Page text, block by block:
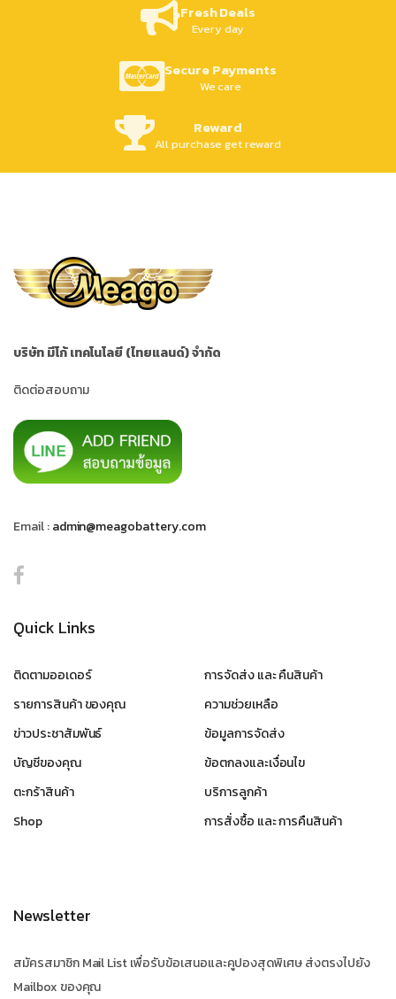
Fresh Deals
Every day
Secure Payments
We care
Reward
All purchase get reward
บริษัท มีโก้ เทคโนโลยี (ไทยแลนด์) จำกัด
ติดต่อสอบถาม
Email :admin@meagobattery.com
Quick Links
ติดตามออเดอร์
รายการสินค้า ของคุณ
ข่าวประชาสัมพันธ์
บัญชีของคุณ
ตะกร้าสินค้า
Shop
การจัดส่ง และ คืนสินค้า
ความช่วยเหลือ
ข้อมูลการจัดส่ง
ข้อตกลงและเงื่อนไข
บริการลูกค้า
การสั่งซื้อ และ การคืนสินค้า
Newsletter
สมัครสมาชิก Mail List เพื่อรับข้อเสนอและคูปองสุดพิเศษ ส่งตรงไปยัง
Mailbox ของคุณ